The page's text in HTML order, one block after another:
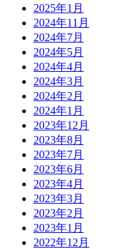
2025年1月
2024年11月
2024年7月
2024年5月
2024年4月
2024年3月
2024年2月
2024年1月
2023年12月
2023年8月
2023年7月
2023年6月
2023年4月
2023年3月
2023年2月
2023年1月
2022年12月